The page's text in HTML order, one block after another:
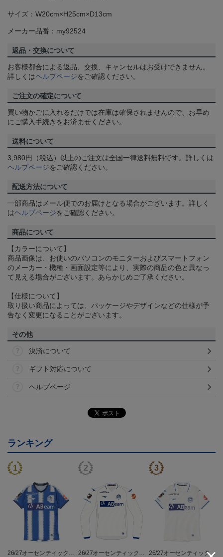
サイズ：W20cm×H25cm×D13cm
メーカー品番：my92524
返品・交換について
お客様都合による返品、交換、キャンセルはお受けできません。
詳しくはヘルプページをご確認ください。
ご注文の確定について
買い物かごに入れるだけでは在庫は確保されませんので、お早め
にご購入手続きをお済ませください。
送料について
3,980円（税込）以上のご注文は全国一律送料無料です。詳しくは
ヘルプページをご確認ください。
配送方法について
一部商品はメール便でのお届けとなる場合がございます。詳しく
はヘルプページをご確認ください。
商品について
【カラーについて】
商品画像は、お使いのパソコンのモニターおよびスマートフォン
のメーカー・機種・画面設定等により、実際の商品の色と異なっ
て見える場合がございます。あらかじめご了承ください。
【仕様について】
取り扱い商品によっては、パッケージやデザインなどの仕様が予
告なく変更になることがございます。
その他
決済について
ギフト対応について
ヘルプページ
ランキング
26/27オーセンティックユ 26/27オーセンティックユ 26/27オーセンティックユ